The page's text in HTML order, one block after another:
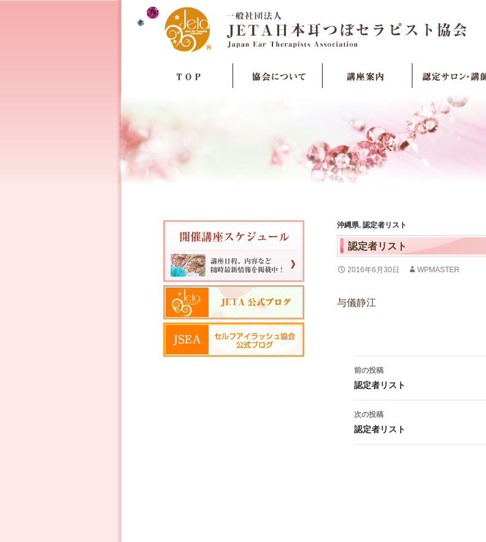
沖縄県, 認定者リスト
認定者リスト
2016年6月30日 WPMASTER
与儀静江
投稿ナビゲーション
前の投稿
認定者リスト
次の投稿
認定者リスト